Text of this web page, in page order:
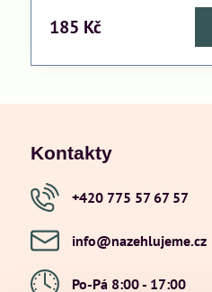
185 Kč
Kontakty
+420 775 57 67 57
info​@nazehlujeme​.cz
Po-Pá 8:00 - 17:00